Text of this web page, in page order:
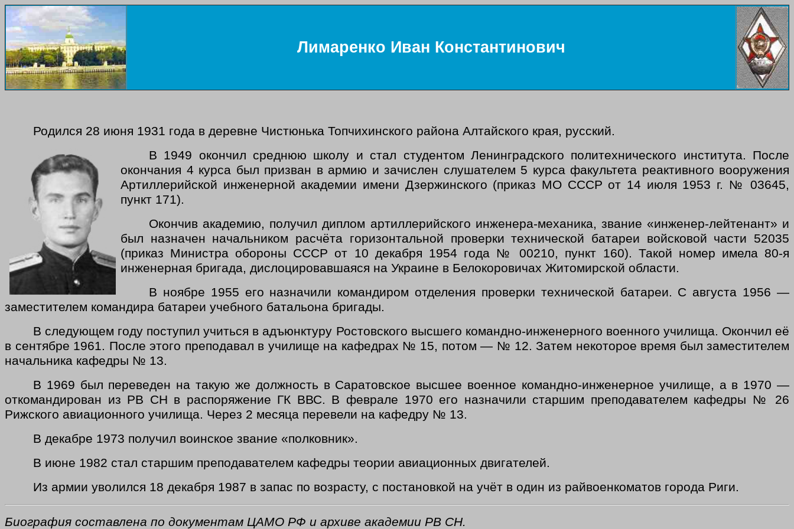
Лимаренко Иван Константинович
Родился 28 июня 1931 года в деревне Чистюнька Топчихинского района Алтайского края, русский.
В 1949 окончил среднюю школу и стал студентом Ленинградского политехнического института. После
окончания 4 курса был призван в армию и зачислен слушателем 5 курса факультета реактивного вооружения
Артиллерийской инженерной академии имени Дзержинского (приказ МО СССР от 14 июля 1953 г. № 03645,
пункт 171).
Окончив академию, получил диплом артиллерийского инженера-механика, звание «инженер-лейтенант» и
был назначен начальником расчёта горизонтальной проверки технической батареи войсковой части 52035
(приказ Министра обороны СССР от 10 декабря 1954 года № 00210, пункт 160). Такой номер имела 80‑я
инженерная бригада, дислоцировавшаяся на Украине в Белокоровичах Житомирской области.
В ноябре 1955 его назначили командиром отделения проверки технической батареи. С августа 1956 —
заместителем командира батареи учебного батальона бригады.
В следующем году поступил учиться в адъюнктуру Ростовского высшего командно-инженерного военного училища. Окончил её
в сентябре 1961. После этого преподавал в училище на кафедрах № 15, потом — № 12. Затем некоторое время был заместителем
начальника кафедры № 13.
В 1969 был переведен на такую же должность в Саратовское высшее военное командно-инженерное училище, а в 1970 —
откомандирован из РВ СН в распоряжение ГК ВВС. В феврале 1970 его назначили старшим преподавателем кафедры № 26
Рижского авиационного училища. Через 2 месяца перевели на кафедру № 13.
В декабре 1973 получил воинское звание «полковник».
В июне 1982 стал старшим преподавателем кафедры теории авиационных двигателей.
Из армии уволился 18 декабря 1987 в запас по возрасту, с постановкой на учёт в один из райвоенкоматов города Риги.
Биография составлена по документам ЦАМО РФ и архиве академии РВ СН.